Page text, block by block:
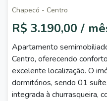
Chapecó - Centro
R$ 3.190,00 /
Apartamento
Centro, oferecendo
excelente localização. O
dormitórios, sendo 01
integrada à churrasqueira,